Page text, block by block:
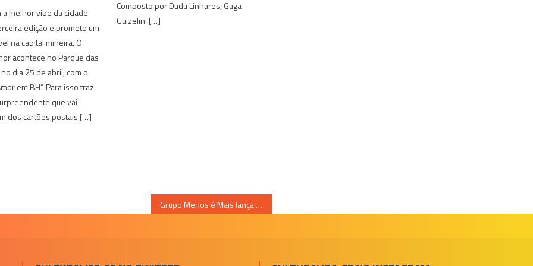
a melhor vibe da cidade
edição e promete um
na capital mineira. O
acontece no Parque das
dia 25 de abril, com o
em BH”. Para isso traz
que vai
dos cartões postais […]
Composto por Dudu Linhares, Guga
Guizelini […]
Grupo Menos é Mais lança ‘Pagando Mal com Mal’ nas rádios de todo o país